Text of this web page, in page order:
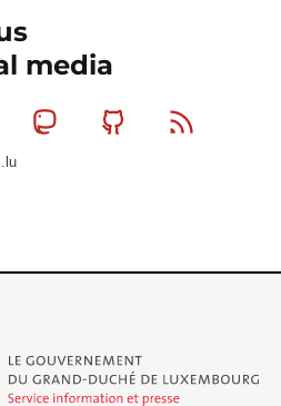
media
Linkedin MastodonGithub